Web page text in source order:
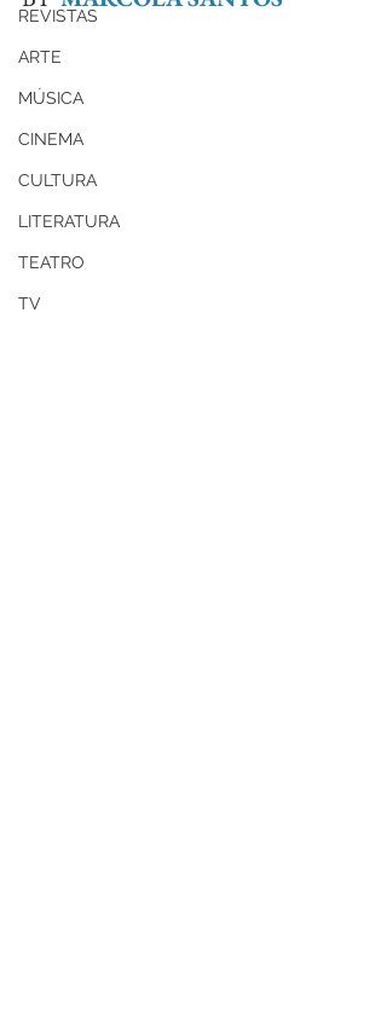
REVISTAS
ARTE
MÚSICA
CINEMA
CULTURA
LITERATURA
TEATRO
TV